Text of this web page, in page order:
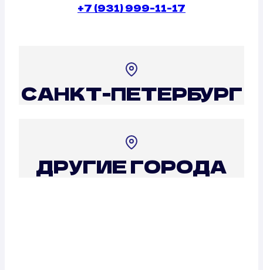
+7 (931) 999-11-17
САНКТ-ПЕТЕРБУРГ
ДРУГИЕ ГОРОДА